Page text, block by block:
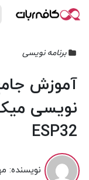
برنامه نویسی
آموزش
نویسی
ESP32
نویسنده: